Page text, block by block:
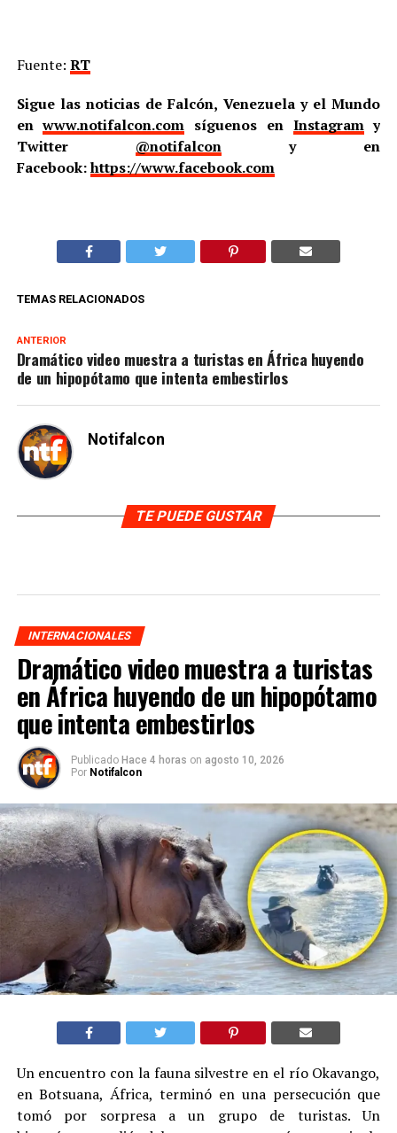
Fuente: RT
Sigue las noticias de Falcón, Venezuela y el Mundo
enwww.notifalcon.com síguenos en Instagramy
Twitter @notifalcony en
Facebook:https://www.facebook.com
TEMAS RELACIONADOS
ANTERIOR
Dramático video muestra a turistas en África huyendo
de un hipopótamo que intenta embestirlos
Notifalcon
TE PUEDE GUSTAR
INTERNACIONALES
Dramático video muestra a turistas
en África huyendo de un hipopótamo
que intenta embestirlos
Publicado Hace 4 horas on agosto 10, 2026
Por Notifalcon
Un encuentro con la fauna silvestre en el río Okavango,
en Botsuana, África, terminó en una persecución que
tomó por sorpresa a un grupo de turistas. Un